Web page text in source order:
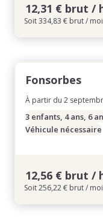
12,31 € brut /
Soit 334,83 € brut /
Fonsorbes
À partir du 2
3 enfants, 4 ans, 6
Véhicule nécessaire
12,56 € brut /
Soit 256,22 € brut /